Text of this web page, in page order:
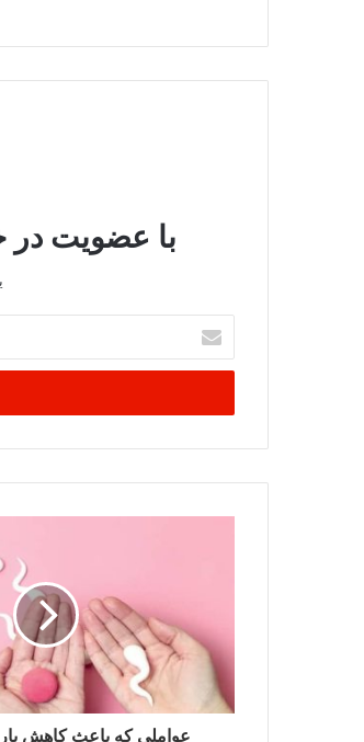
با عضویت در
ایمیل
خود
وارد
عواملی که باعث کاهش